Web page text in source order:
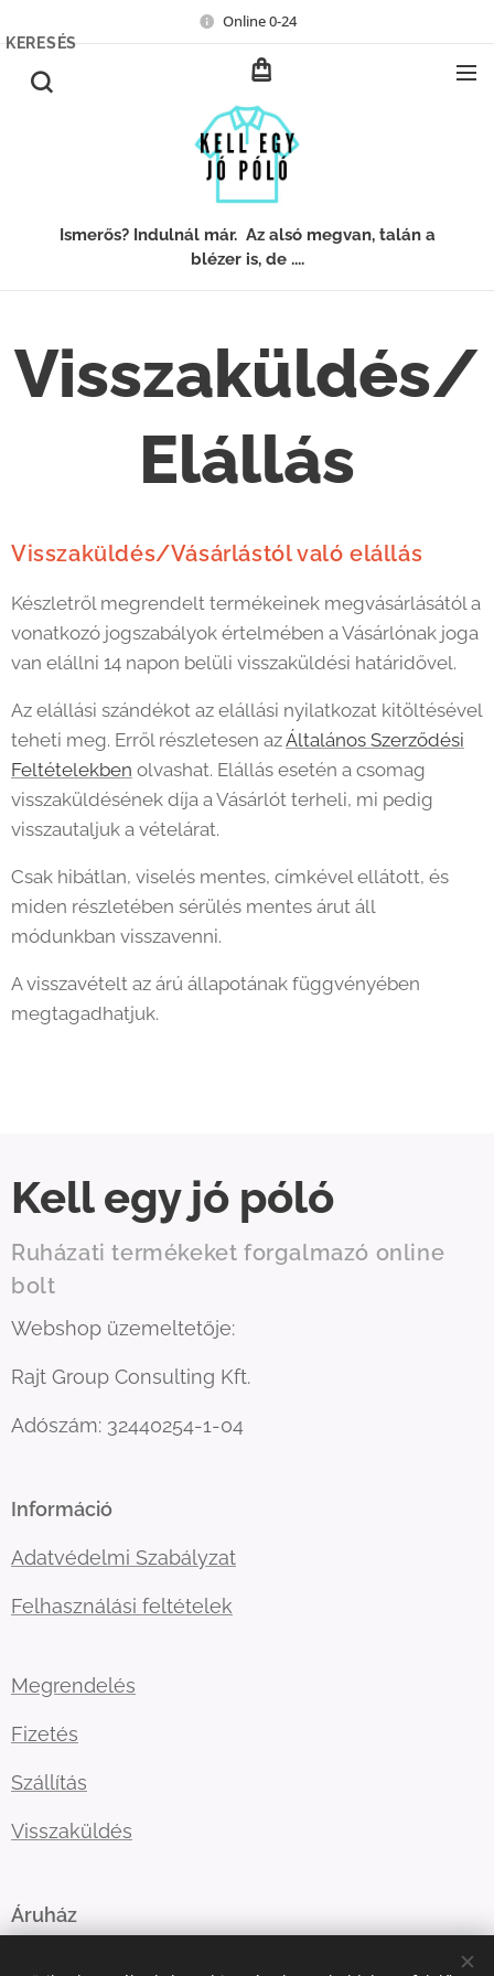
Online 0-24
Ismerős? Indulnál már. Az alsó megvan, talán a
blézer is, de ....
KERESÉS
Visszaküldés/
Elállás
Visszaküldés/Vásárlástól való elállás
Készletről megrendelt termékeinek megvásárlásától a
vonatkozó jogszabályok értelmében a Vásárlónak joga
van elállni 14 napon belüli visszaküldési határidővel.
Az elállási szándékot az elállási nyilatkozat kitöltésével
teheti meg. Erről részletesen azÁltalános Szerződési
Feltételekben olvashat. Elállás esetén a csomag
visszaküldésének díja a Vásárlót terheli, mi pedig
visszautaljuk a vételárat.
Csak hibátlan, viselés mentes, címkével ellátott, és
miden részletében sérülés mentes árut áll
módunkban visszavenni.
A visszavételt az árú állapotának függvényében
megtagadhatjuk.
Kell egy jó póló
Ruházati termékeket forgalmazó online
bolt
Webshop üzemeltetője:
Rajt Group Consulting Kft.
Adószám: 32440254-1-04
Információ
Adatvédelmi Szabályzat
Felhasználási feltételek
Megrendelés
Fizetés
Szállítás
Visszaküldés
Áruház